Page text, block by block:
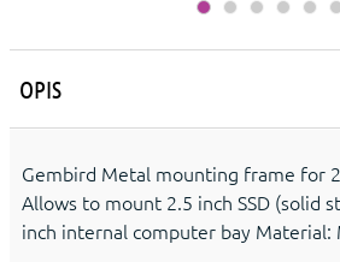
OPIS
Gembird Metal mounting frame for
Allows to mount 2.5 inch SSD (solid
inch internal computer bay Material: